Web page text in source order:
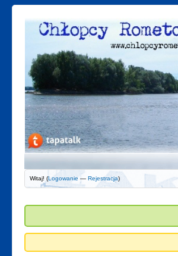
Witaj! (Logowanie —Rejestracja)